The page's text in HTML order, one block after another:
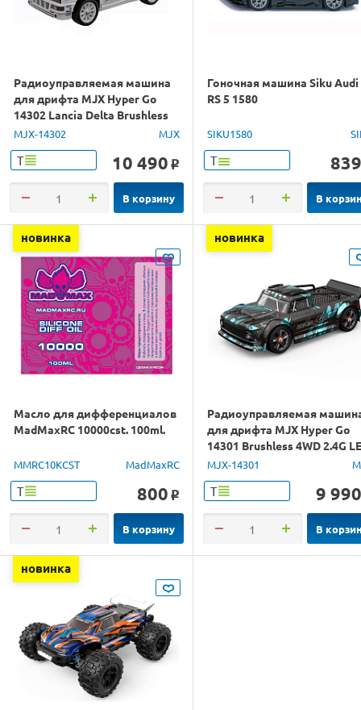
Радиоуправляемая машина
для дрифта MJX Hyper Go
14302 Lancia Delta Brushless
4WD 2.4G LED 1/14 RTR
MJX-14302 MJX
Т 10 490 o
В корзину
Гоночная машина Siku Audi
RS 5 1580
SIKU1580
Т 839
В
новинка
Масло для дифференциалов
MadMaxRC 10000cst. 100ml.
MMRC10KCST MadMaxRC
Т 800 o
В корзину
новинка
Радиоуправляемая
для дрифта MJX Hyper Go
14301 Brushless 4WD 2.4G
1/14 RTR
MJX-14301
Т 9 990
В
новинка